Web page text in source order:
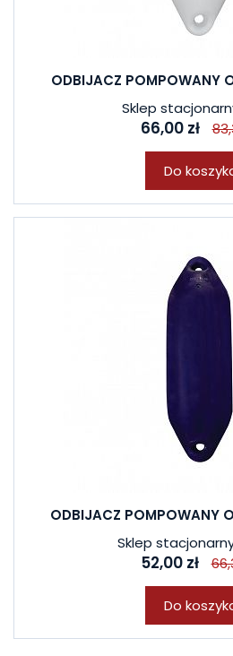
ODBIJACZ POMPOWANY
Sklep
66,00 zł
Do
ODBIJACZ POMPOWANY
Sklep
52,00 zł
Do